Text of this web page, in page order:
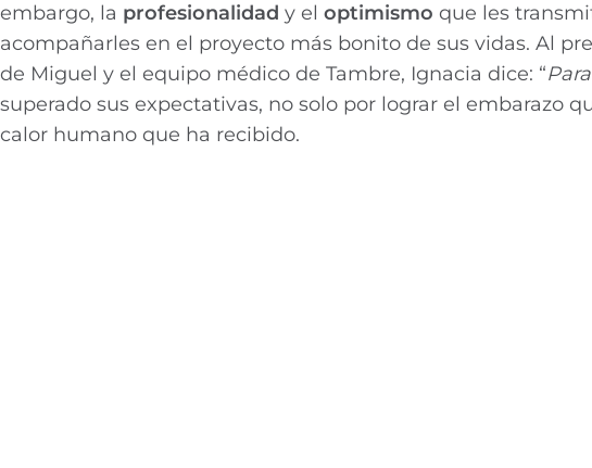
embargo, la profesionalidad y el optimismo que les
acompañarles en el proyecto más bonito de sus vidas. Al
de Miguel y el equipo médico de Tambre, Ignacia dice: “
superado sus expectativas, no solo por lograr el embarazo
calor humano que ha recibido.